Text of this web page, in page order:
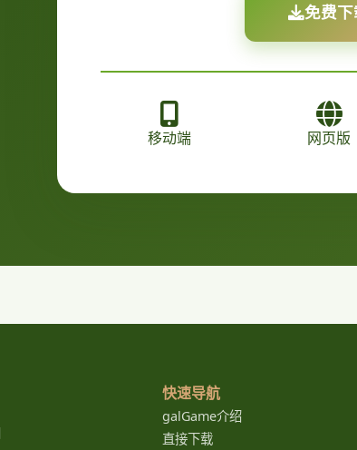
免费
移动端 网页版
快速导航
galGame介绍
直接下载